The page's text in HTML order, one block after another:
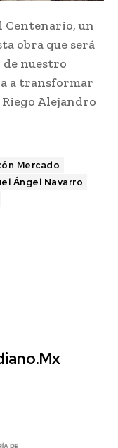
Centenario, un
obra que será
nuestro
a transformar
Alejandro
Mercado
Ángel Navarro